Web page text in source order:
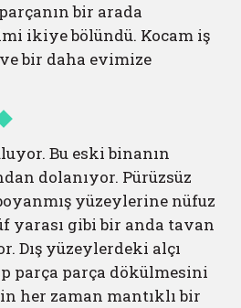
bir arada
ikiye bölündü. Kocam iş
bir daha evimize
Bu eski binanın
dolanıyor. Pürüzsüz
yüzeylerine nüfuz
yarası gibi bir anda tavan
Dış yüzeylerdeki alçı
parça parça dökülmesini
her zaman mantıklı bir